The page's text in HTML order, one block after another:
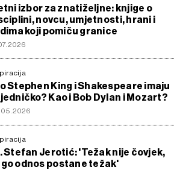
izbor za znatiželjne: knjige o
novcu, umjetnosti, hrani i
koji pomiču granice
Stephen King i Shakespeare imaju
Kao i Bob Dylan i Mozart?
Stefan Jerotić: 'Težak nije čovjek,
odnos postane težak'